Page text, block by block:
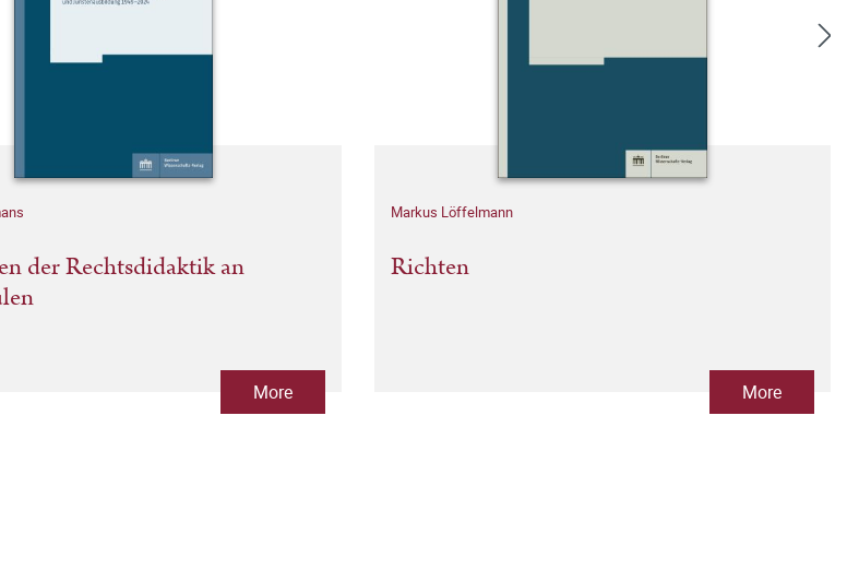
der Rechtsdidaktik an
More
Markus Löffelmann
Richten
More